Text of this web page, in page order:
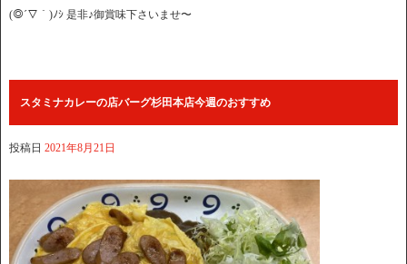
(◎´▽｀)ﾉｼ 是非♪御賞味下さいませ〜
スタミナカレーの店バーグ杉田本店今週のおすすめ
投稿日 2021年8月21日